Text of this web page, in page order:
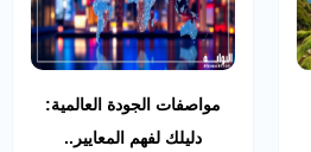
مواصفات الجودة العالمية:
دليلك لفهم المعايير..